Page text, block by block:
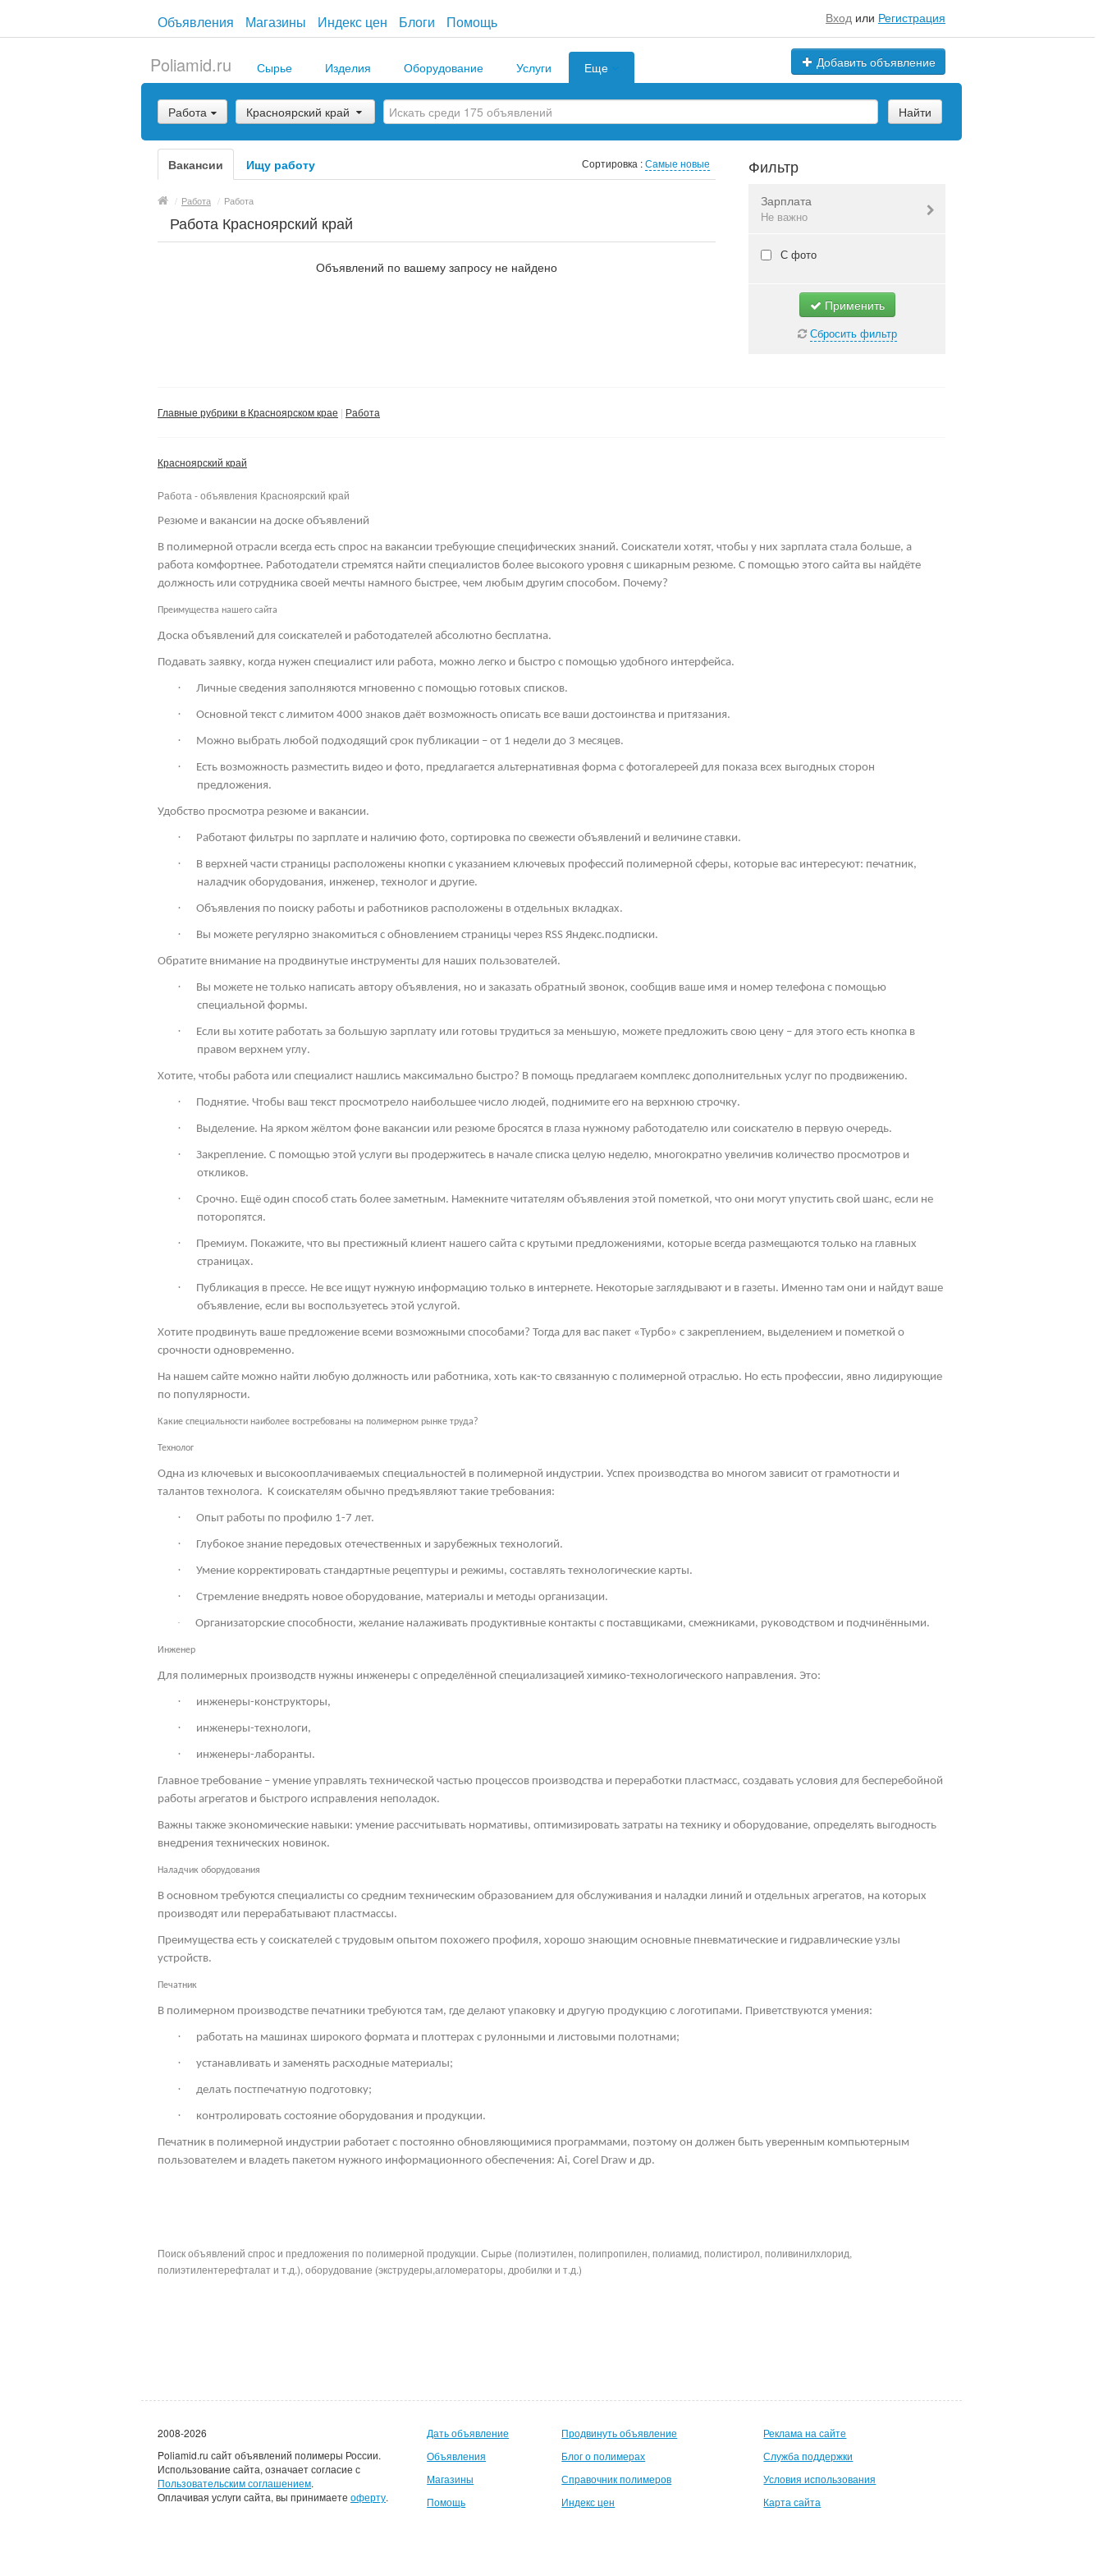
Объявления Магазины Индекс цен Блоги Помощь Вход или Регистрация
Добавить объявление
Poliamid.ru Сырье Изделия Оборудование Услуги Еще
Работа Красноярский край Найти
Вакансии Ищу работу Сортировка :Самые новые
/ Работа / Работа
Работа Красноярский край
Объявлений по вашему запросу не найдено
Фильтр
Зарплата
Не важно
Валюта:руб.
Не важно
С фото
Применить
Сбросить фильтр
Главные рубрики в Красноярском крае Работа
Красноярский край
Работа - объявления Красноярский край
Резюме и вакансии на доске объявлений
В полимерной отрасли всегда есть спрос на вакансии требующие специфических знаний. Соискатели хотят, чтобы у них зарплата стала больше, а
работа комфортнее. Работодатели стремятся найти специалистов более высокого уровня с шикарным резюме. С помощью этого сайта вы найдёте
должность или сотрудника своей мечты намного быстрее, чем любым другим способом. Почему?
Преимущества нашего сайта
Доска объявлений для соискателей и работодателей абсолютно бесплатна.
Подавать заявку, когда нужен специалист или работа, можно легко и быстро с помощью удобного интерфейса.
· Личные сведения заполняются мгновенно с помощью готовых списков.
· Основной текст с лимитом 4000 знаков даёт возможность описать все ваши достоинства и притязания.
· Можно выбрать любой подходящий срок публикации – от 1 недели до 3 месяцев.
·
Есть возможность разместить видео и фото, предлагается альтернативная форма с фотогалереей для показа всех выгодных сторон
предложения.
Удобство просмотра резюме и вакансии.
· Работают фильтры по зарплате и наличию фото, сортировка по свежести объявлений и величине ставки.
·
В верхней части страницы расположены кнопки с указанием ключевых профессий полимерной сферы, которые вас интересуют: печатник,
наладчик оборудования, инженер, технолог и другие.
· Объявления по поиску работы и работников расположены в отдельных вкладках.
· Вы можете регулярно знакомиться с обновлением страницы через RSS Яндекс.подписки.
Обратите внимание на продвинутые инструменты для наших пользователей.
·
Вы можете не только написать автору объявления, но и заказать обратный звонок, сообщив ваше имя и номер телефона с помощью
специальной формы.
·
Если вы хотите работать за большую зарплату или готовы трудиться за меньшую, можете предложить свою цену – для этого есть кнопка в
правом верхнем углу.
Хотите, чтобы работа или специалист нашлись максимально быстро? В помощь предлагаем комплекс дополнительных услуг по продвижению.
· Поднятие. Чтобы ваш текст просмотрело наибольшее число людей, поднимите его на верхнюю строчку.
· Выделение. На ярком жёлтом фоне вакансии или резюме бросятся в глаза нужному работодателю или соискателю в первую очередь.
·
Закрепление. С помощью этой услуги вы продержитесь в начале списка целую неделю, многократно увеличив количество просмотров и
откликов.
·
Срочно. Ещё один способ стать более заметным. Намекните читателям объявления этой пометкой, что они могут упустить свой шанс, если не
поторопятся.
·
Премиум. Покажите, что вы престижный клиент нашего сайта с крутыми предложениями, которые всегда размещаются только на главных
страницах.
·
Публикация в прессе. Не все ищут нужную информацию только в интернете. Некоторые заглядывают и в газеты. Именно там они и найдут ваше
объявление, если вы воспользуетесь этой услугой.
Хотите продвинуть ваше предложение всеми возможными способами? Тогда для вас пакет «Турбо» с закреплением, выделением и пометкой о
срочности одновременно.
На нашем сайте можно найти любую должность или работника, хоть как-то связанную с полимерной отраслью. Но есть профессии, явно лидирующие
по популярности.
Какие специальности наиболее востребованы на полимерном рынке труда?
Технолог
Одна из ключевых и высокооплачиваемых специальностей в полимерной индустрии. Успех производства во многом зависит от грамотности и
талантов технолога. К соискателям обычно предъявляют такие требования:
· Опыт работы по профилю 1-7 лет.
· Глубокое знание передовых отечественных и зарубежных технологий.
· Умение корректировать стандартные рецептуры и режимы, составлять технологические карты.
· Стремление внедрять новое оборудование, материалы и методы организации.
· Организаторские способности, желание налаживать продуктивные контакты с поставщиками, смежниками, руководством и подчинёнными.
Инженер
Для полимерных производств нужны инженеры с определённой специализацией химико-технологического направления. Это:
· инженеры-конструкторы,
· инженеры-технологи,
· инженеры-лаборанты.
Главное требование – умение управлять технической частью процессов производства и переработки пластмасс, создавать условия для бесперебойной
работы агрегатов и быстрого исправления неполадок.
Важны также экономические навыки: умение рассчитывать нормативы, оптимизировать затраты на технику и оборудование, определять выгодность
внедрения технических новинок.
Наладчик оборудования
В основном требуются специалисты со средним техническим образованием для обслуживания и наладки линий и отдельных агрегатов, на которых
производят или перерабатывают пластмассы.
Преимущества есть у соискателей с трудовым опытом похожего профиля, хорошо знающим основные пневматические и гидравлические узлы
устройств.
Печатник
В полимерном производстве печатники требуются там, где делают упаковку и другую продукцию с логотипами. Приветствуются умения:
· работать на машинах широкого формата и плоттерах с рулонными и листовыми полотнами;
· устанавливать и заменять расходные материалы;
· делать постпечатную подготовку;
· контролировать состояние оборудования и продукции.
Печатник в полимерной индустрии работает с постоянно обновляющимися программами, поэтому он должен быть уверенным компьютерным
пользователем и владеть пакетом нужного информационного обеспечения: Ai, Corel Draw и др.
Поиск объявлений спрос и предложения по полимерной продукции. Сырье (полиэтилен, полипропилен, полиамид, полистирол, поливинилхлорид,
полиэтилентерефталат и т.д.), оборудование (экструдеры,агломераторы, дробилки и т.д.)
2008-2026
Poliamid.ru сайт объявлений полимеры России.
Использование сайта, означает согласие с
Пользовательским соглашением.
Оплачивая услуги сайта, вы принимаете оферту.
Дать объявление
Объявления
Магазины
Помощь
Продвинуть объявление
Блог о полимерах
Справочник полимеров
Индекс цен
Реклама на сайте
Служба поддержки
Условия использования
Карта сайта